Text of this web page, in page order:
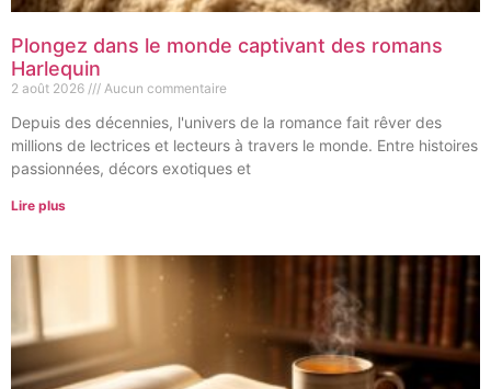
Plongez dans le monde captivant des romans
Harlequin
2 août 2026 Aucun commentaire
Depuis des décennies, l'univers de la romance fait rêver des
millions de lectrices et lecteurs à travers le monde. Entre histoires
passionnées, décors exotiques et
Lire plus